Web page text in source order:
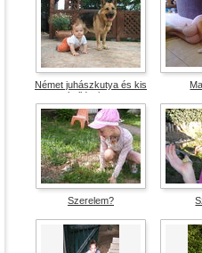
Német juhászkutya és kis
bulldogja...
vélemények száma: 7
átlag pontszám: 4.2
átlag
Szerelem?
átlag pontszám: 2.5
átlag